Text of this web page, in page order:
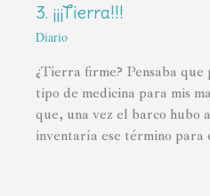
3. ¡¡¡Tierra!!!
Diario
¿Tierra firme? Pensaba
tipo de medicina para mis
que, una vez el barco hubo
inventaría ese término para